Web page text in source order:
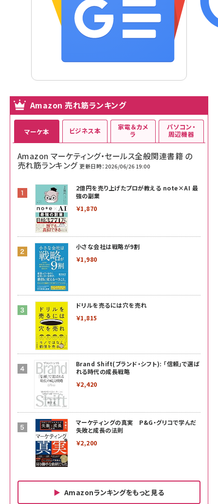
Amazon 売れ筋ランキング
マーケ本
Amazon マーケティング・セールス全般関連書籍 の
売れ筋ランキング 更新日時：2026/06/26 19:00
2億円を売り上げたプロが教える note×AI 最
強の副業
￥1,870
小さな会社は戦略が9割
￥1,980
ドリルを売るには穴を売れ
￥1,815
Brand Shift(ブランド・シフト): 「信頼」で選ば
れる時代の成長戦略
￥2,420
マーケティングの真実 P&G・グリコで学んだ
失敗と成長の法則
￥2,200
Amazonランキングをもっと見る
ビジネス本 家電＆カメ
ラ
パソコン・
周辺機器